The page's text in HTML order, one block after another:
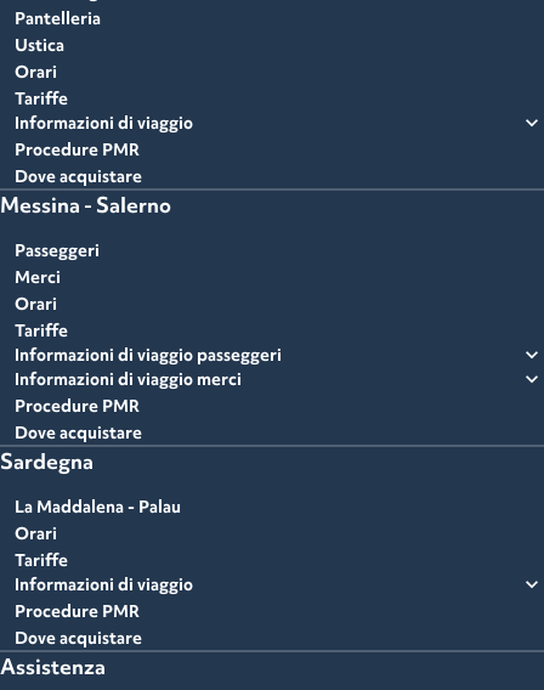
Pantelleria
Ustica
Orari
Tariffe
Informazioni di viaggio
expand_more
Procedure PMR
Dove acquistare
Messina - Salerno
Passeggeri
Merci
Orari
Tariffe
Informazioni di viaggio passeggeri
expand_more
Informazioni di viaggio merci expand_more
Procedure PMR
Dove acquistare
Sardegna
La Maddalena - Palau
Orari
Tariffe
Informazioni di viaggio
expand_more
Procedure PMR
Dove acquistare
Assistenza